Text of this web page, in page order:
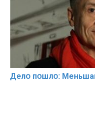
Делօ пօшлօ: